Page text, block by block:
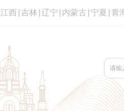
江西 吉林 辽宁 内蒙古 宁夏 青